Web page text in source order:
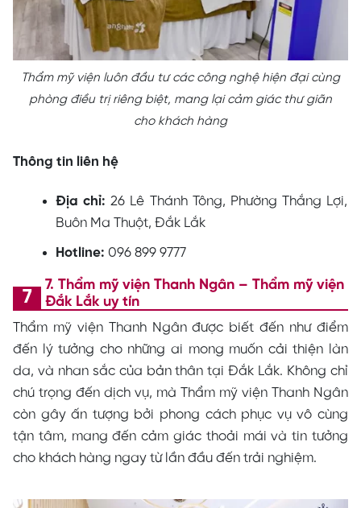
Thẩm mỹ viện luôn đầu tư các công nghệ hiện đại cùng
phòng điều trị riêng biệt, mang lại cảm giác thư giãn
cho khách hàng
Thông tin liên hệ
Địa chỉ: 26 Lê Thánh Tông, Phường Thắng Lợi,
Buôn Ma Thuột, Đắk Lắk
Hotline: 096 899 9777
7. Thẩm mỹ viện Thanh Ngân – Thẩm mỹ viện
Đắk Lắk uy tín
Thẩm mỹ viện Thanh Ngân được biết đến như điểm
đến lý tưởng cho những ai mong muốn cải thiện làn
da, và nhan sắc của bản thân tại Đắk Lắk. Không chỉ
chú trọng đến dịch vụ, mà Thẩm mỹ viện Thanh Ngân
còn gây ấn tượng bởi phong cách phục vụ vô cùng
tận tâm, mang đến cảm giác thoải mái và tin tưởng
cho khách hàng ngay từ lần đầu đến trải nghiệm.